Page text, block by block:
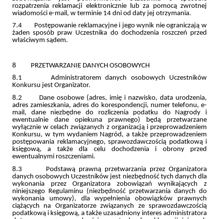
rozpatrzenia reklamacji elektronicznie lub za pomocą zwrotnej
wiadomości e-mail, w terminie 14 dni od daty jej otrzymania.
7.4 Postępowanie reklamacyjne i jego wynik nie ograniczają w
żaden sposób praw Uczestnika do dochodzenia roszczeń przed
właściwym sądem.
8 PRZETWARZANIE DANYCH OSOBOWYCH
8.1 Administratorem danych osobowych Uczestników
Konkursu jest Organizator.
8.2 Dane osobowe (adres, imię i nazwisko, data urodzenia,
adres zamieszkania, adres do korespondencji, numer telefonu, e-
mail, dane niezbędne do rozliczenia podatku do Nagrody i
ewentualnie dane opiekuna prawnego) będą przetwarzane
wyłącznie w celach związanych z organizacją i przeprowadzeniem
Konkursu, w tym wydaniem Nagród, a także przeprowadzeniem
postępowania reklamacyjnego, sprawozdawczością podatkową i
księgową, a także dla celu dochodzenia i obrony przed
ewentualnymi roszczeniami.
8.3 Podstawą prawną przetwarzania przez Organizatora
danych osobowych Uczestników jest niezbędność tych danych dla
wykonania przez Organizatora zobowiązań wynikających z
niniejszego Regulaminu (niezbędność przetwarzania danych do
wykonania umowy), dla wypełnienia obowiązków prawnych
ciążących na Organizatorze związanych ze sprawozdawczością
podatkową i księgową, a także uzasadniony interes administratora